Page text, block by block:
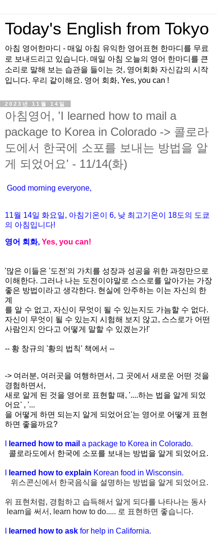
Today's English from Tokyo
아침 영어한마디 - 매일 아침 유익한 영어표현 한마디를 무료
로 보내드리고 있습니다. 매일 아침 오늘의 영어 한마디를 큰
소리로 말해 보는 습관을 들이는 것, 영어회화 자신감의 시작
입니다. 우리 같이해요. 영어 회화, Yes, you can !
2023년 11월 14일
아침영어, 'I learned how to mail a
package to Korea in Colorado -> 콜로라
도에서 한국에 소포를 보내는 방법을 알
게 되었어요' - 11/14(화)
Good morning everyone,
11월 14일 화요일, 아침기온이 6, 낮 최고기온이 18도의 도쿄
의 아침입니다!
영어 회화, Yes, you can!
'많은 이들은 '도전'의 가치를 성장과 성공을 위한 과정만으로
이해한다. 그러나 나는 도전이야말로 스스로를 알아가는 가장
좋은 방법이라고 생각한다. 현실에 안주하는 이는 자신의 한
계
를 알 수 없고, 자신이 무엇이 될 수 있는지도 가늠할 수 없다.
자신이 무엇이 될 수 있는지 시험해 보지 않고, 스스로가 어떤
사람인지 안다고 어떻게 말할 수 있겠는가!'
-- 황 창규의 '황의 법칙' 책에서 --
-> 여러분, 여러곳을 여행하면서, 그 곳에서 새로운 어떤 것을
경험하면서,
새로 알게 된 것을 영어로 표현할 때, '....하는 법을 알게 되었
어요' , '...
을 어떻게 하면 되는지 알게 되었어요'는 영어로 어떻게 표현
하면 좋을까요?
learned how to mail a package to Korea in Colorado.
콜로라도에서 한국에 소포를 보내는 방법을 알게 되었어요.
learned how to explain Korean food in Wisconsin.
위스콘신에서 한국음식을 설명하는 방법을 알게 되었어요.
위 표현처럼, 경험하고 습득해서 알게 되다를 나타나는 동사
learn을 써서, learn how to do..... 로 표현하면 좋습니다.
learned how to ask for help in California.